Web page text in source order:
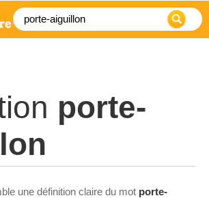
porte-
une définition claire du mot porte-